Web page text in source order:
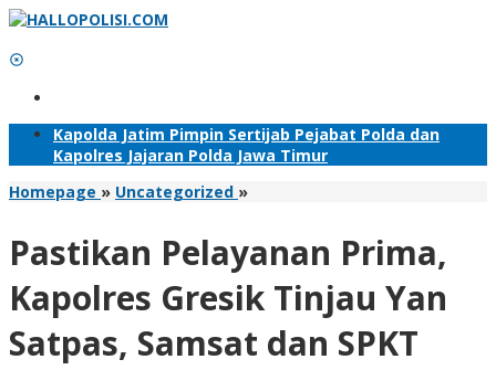
Lewati
konten
Kapolda Jatim Pimpin Sertijab Pejabat Polda dan
Kapolres Jajaran Polda Jawa Timur
Homepage » Uncategorized »Pastikan
Kapolres
Tinjau
Yan
Satpas,
Samsat
Pastikan Pelayanan Prima,
Kapolres Gresik Tinjau Yan
Satpas, Samsat dan SPKT